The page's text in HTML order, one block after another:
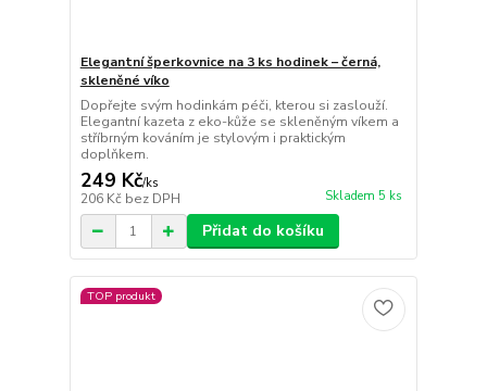
Elegantní šperkovnice na 3 ks hodinek – černá,
skleněné víko
Dopřejte svým hodinkám péči, kterou si zaslouží.
Elegantní kazeta z eko-kůže se skleněným víkem a
stříbrným kováním je stylovým i praktickým
doplňkem.
249 Kč/ks
206 Kč bez DPH Skladem 5 ks
Přidat do košíku
TOP produkt